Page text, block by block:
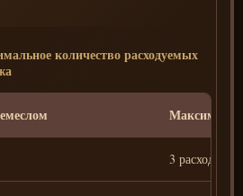
количество расходуемых
3